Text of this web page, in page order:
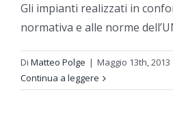
Gli impianti realizzati in
normativa e alle norme
Di Matteo Polge | Maggio 13th, 2013
Continua a leggere